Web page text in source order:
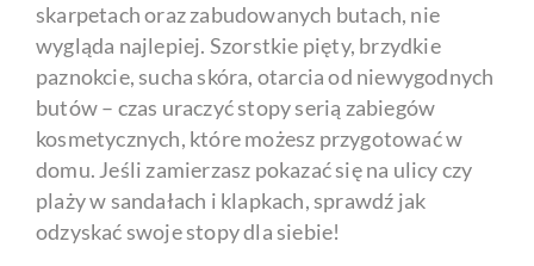
skarpetach oraz zabudowanych butach, nie
wygląda najlepiej. Szorstkie pięty, brzydkie
paznokcie, sucha skóra, otarcia od niewygodnych
butów – czas uraczyć stopy serią zabiegów
kosmetycznych, które możesz przygotować w
domu. Jeśli zamierzasz pokazać się na ulicy czy
plaży w sandałach i klapkach, sprawdź jak
odzyskać swoje stopy dla siebie!